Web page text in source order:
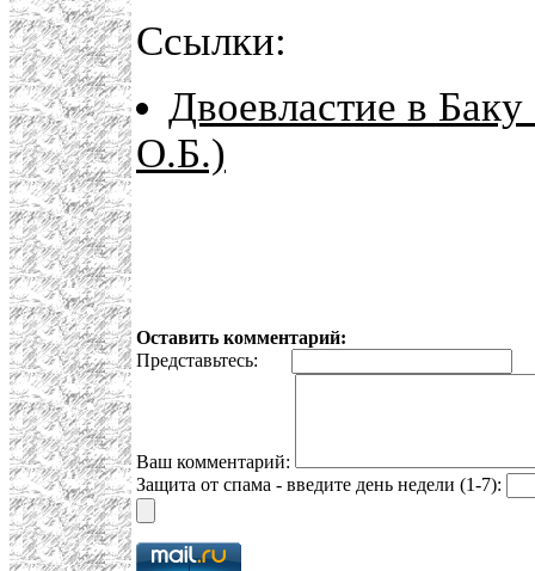
Ссылки:
Двоевластие в
О.Б.)
Оставить комментарий:
Представьтесь:
Ваш комментарий:
Защита от спама - введите день недели (1-7):